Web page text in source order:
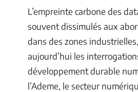
L’empreinte carbone des
souvent dissimulés aux
dans des zones
aujourd’hui les
développement durable
l’Ademe, le secteur